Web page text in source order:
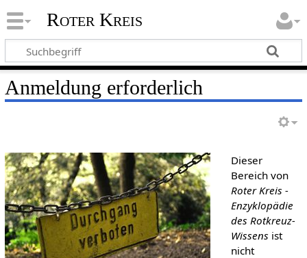
Roter Kreis
Anmeldung erforderlich
Dieser
Bereich von
Roter Kreis -
Enzyklopädie
des Rotkreuz-
Wissens ist
nicht